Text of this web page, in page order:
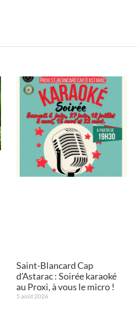
Saint-Blancard Cap
d’Astarac : Soirée karaoké
au Proxi, à vous le micro !
5 août 2026